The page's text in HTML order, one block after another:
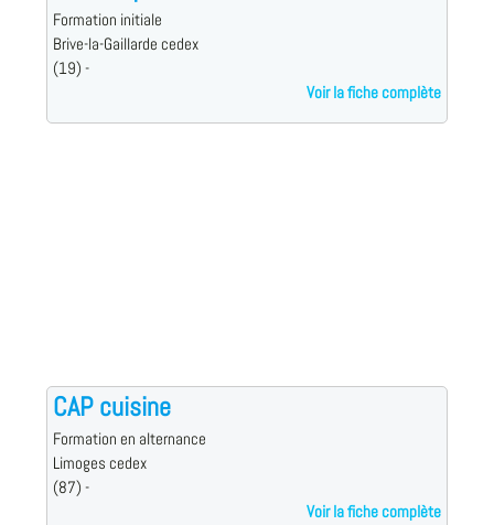
Formation initiale
Brive-la-Gaillarde cedex
(19) -
Voir la fiche complète
CAP cuisine
Formation en alternance
Limoges cedex
(87) -
Voir la fiche complète